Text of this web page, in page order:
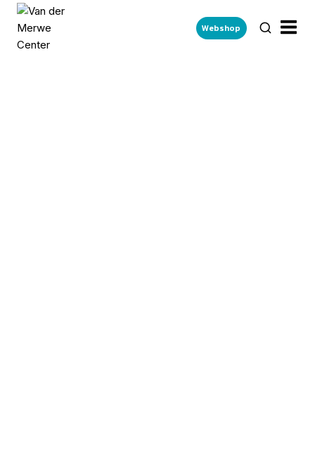
Webshop